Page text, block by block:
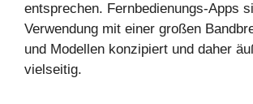
entsprechen. Fernbedienungs-Apps
Verwendung mit einer großen
und Modellen konzipiert und daher
vielseitig.